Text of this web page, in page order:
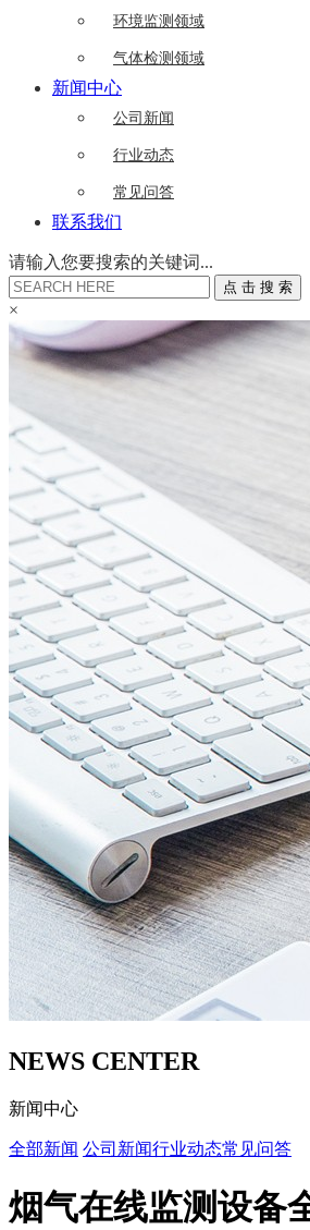
环境监测领域
气体检测领域
新闻中心
公司新闻
行业动态
常见问答
联系我们
请输入您要搜索的关键词...
点 击 搜 索
×
NEWS CENTER
新闻中心
全部新闻 公司新闻行业动态常见问答
烟气在线监测设备